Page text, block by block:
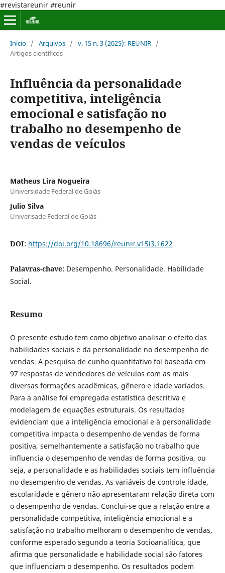
#revistareunir #reunir
Início / Arquivos / v. 15 n. 3 (2025): REUNIR /
Artigos científicos
Influência da personalidade
competitiva, inteligência
emocional e satisfação no
trabalho no desempenho de
vendas de veículos
Matheus Lira Nogueira
Universidade Federal de Goiás
Julio Silva
Univerisade Federal de Goiás
DOI: https://doi.org/10.18696/reunir.v15i3.1622
Palavras-chave: Desempenho. Personalidade. Habilidade
Social.
Resumo
O presente estudo tem como objetivo analisar o efeito das
habilidades sociais e da personalidade no desempenho de
vendas. A pesquisa de cunho quantitativo foi baseada em
97 respostas de vendedores de veículos com as mais
diversas formações acadêmicas, gênero e idade variados.
Para a análise foi empregada estatística descritiva e
modelagem de equações estruturais. Os resultados
evidenciam que a inteligência emocional e à personalidade
competitiva impacta o desempenho de vendas de forma
positiva, semelhantemente a satisfação no trabalho que
influencia o desempenho de vendas de forma positiva, ou
seja, a personalidade e as habilidades sociais tem influência
no desempenho de vendas. As variáveis de controle idade,
escolaridade e gênero não apresentaram relação direta com
o desempenho de vendas. Conclui-se que a relação entre a
personalidade competitiva, inteligência emocional e a
satisfação no trabalho melhoram o desempenho de vendas,
conforme esperado segundo a teoria Socioanalítica, que
afirma que personalidade e habilidade social são fatores
que influenciam o desempenho. Os resultados podem